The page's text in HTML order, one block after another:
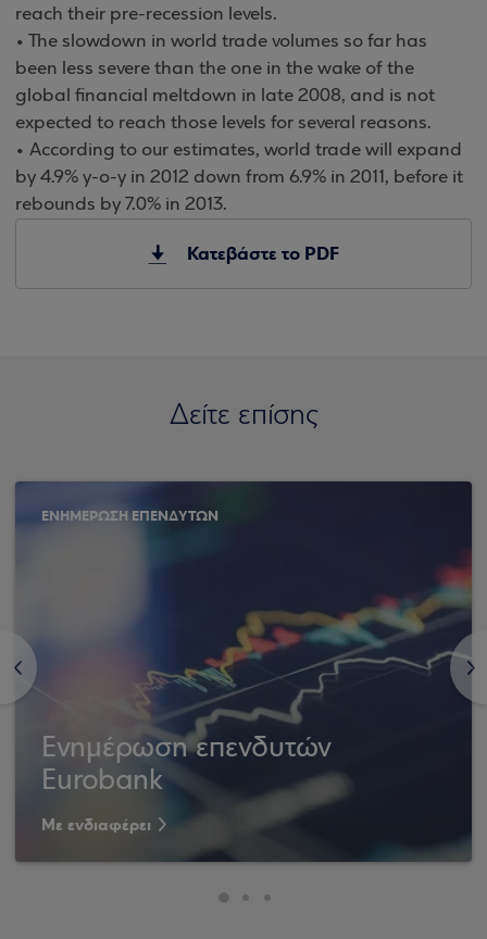
reach their pre-recession levels.
• The slowdown in world trade volumes so far has
been less severe than the one in the wake of the
global financial meltdown in late 2008, and is not
expected to reach those levels for several reasons.
• According to our estimates, world trade will expand
by 4.9% y-o-y in 2012 down from 6.9% in 2011, before it
rebounds by 7.0% in 2013.
Κατεβάστε το PDF
Δείτε επίσης
<
ΕΝΗΜΕΡΩΣΗ ΕΠΕΝΔΥΤΩΝ
Ενημέρωση επενδυτών
Eurobank
Με ενδιαφέρει
>